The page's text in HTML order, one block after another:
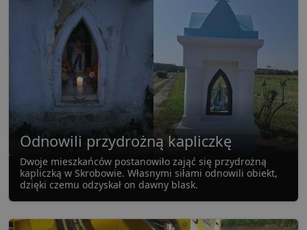
Odnowili przydrożną kapliczkę
Dwoje mieszkańców postanowiło zająć się przydrożną
kapliczką w Skrobowie. Własnymi siłami odnowili obiekt,
dzięki czemu odzyskał on dawny blask.